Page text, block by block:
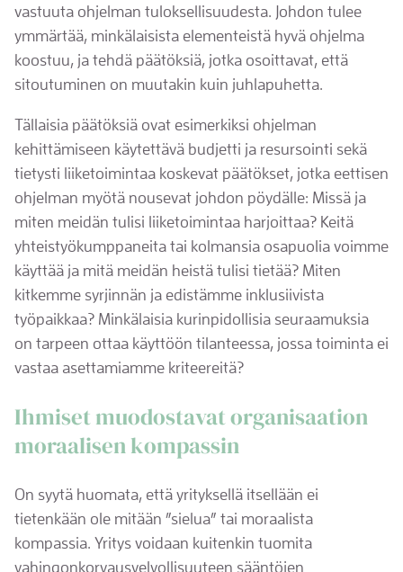
vastuuta ohjelman tuloksellisuudesta. Johdon tulee
ymmärtää, minkälaisista elementeistä hyvä ohjelma
koostuu, ja tehdä päätöksiä, jotka osoittavat, että
sitoutuminen on muutakin kuin juhlapuhetta.
Tällaisia päätöksiä ovat esimerkiksi ohjelman
kehittämiseen käytettävä budjetti ja resursointi sekä
tietysti liiketoimintaa koskevat päätökset, jotka eettisen
ohjelman myötä nousevat johdon pöydälle: Missä ja
miten meidän tulisi liiketoimintaa harjoittaa? Keitä
yhteistyökumppaneita tai kolmansia osapuolia voimme
käyttää ja mitä meidän heistä tulisi tietää? Miten
kitkemme syrjinnän ja edistämme inklusiivista
työpaikkaa? Minkälaisia kurinpidollisia seuraamuksia
on tarpeen ottaa käyttöön tilanteessa, jossa toiminta ei
vastaa asettamiamme kriteereitä?
Ihmiset muodostavat organisaation
moraalisen kompassin
On syytä huomata, että yrityksellä itsellään ei
tietenkään ole mitään ”sielua” tai moraalista
kompassia. Yritys voidaan kuitenkin tuomita
vahingonkorvausvelvollisuuteen sääntöjen